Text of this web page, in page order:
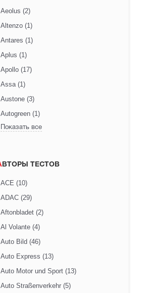
Aeolus (2)
Altenzo (1)
Antares (1)
Aplus (1)
Apollo (17)
Assa (1)
Austone (3)
Autogreen (1)
Показать все
АВТОРЫ ТЕСТОВ
ACE (10)
ADAC (29)
Aftonbladet (2)
Al Volante (4)
Auto Bild (46)
Auto Express (13)
Auto Motor und Sport (13)
Auto Straßenverkehr (5)